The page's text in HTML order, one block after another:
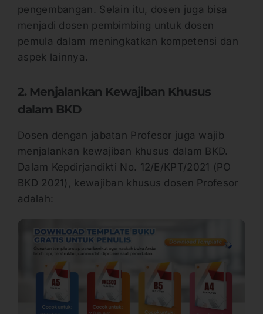
pengembangan. Selain itu, dosen juga bisa
menjadi dosen pembimbing untuk dosen
pemula dalam meningkatkan kompetensi dan
aspek lainnya.
2. Menjalankan Kewajiban Khusus
dalam BKD
Dosen dengan jabatan Profesor juga wajib
menjalankan kewajiban khusus dalam BKD.
Dalam Kepdirjandikti No. 12/E/KPT/2021 (PO
BKD 2021), kewajiban khusus dosen Profesor
adalah: